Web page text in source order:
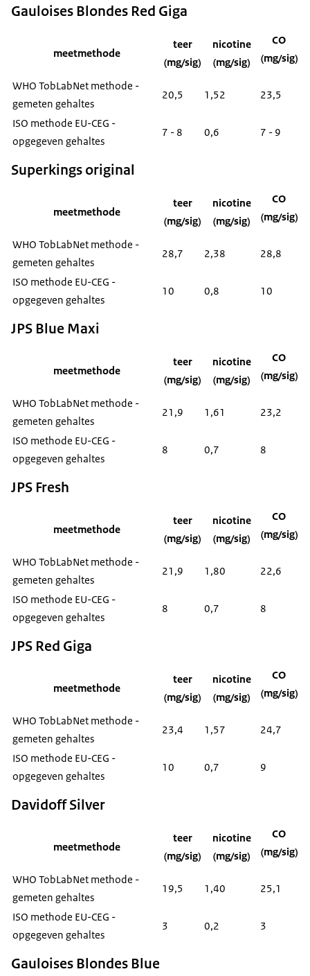
Gauloises Blondes Red Giga
meetmethode
teer
(mg/sig)
nicotine
(mg/sig)
CO
(mg/sig)
WHO TobLabNet methode -
gemeten gehaltes
20,5 1,52 23,5
ISO methode EU-CEG -
opgegeven gehaltes
7 - 8 0,6 7 - 9
Superkings original
meetmethode
teer
(mg/sig)
nicotine
(mg/sig)
CO
(mg/sig)
WHO TobLabNet methode -
gemeten gehaltes
28,7 2,38 28,8
ISO methode EU-CEG -
opgegeven gehaltes
10 0,8 10
JPS Blue Maxi
meetmethode
teer
(mg/sig)
nicotine
(mg/sig)
CO
(mg/sig)
WHO TobLabNet methode -
gemeten gehaltes
21,9 1,61 23,2
ISO methode EU-CEG -
opgegeven gehaltes
8 0,7 8
JPS Fresh
meetmethode
teer
(mg/sig)
nicotine
(mg/sig)
CO
(mg/sig)
WHO TobLabNet methode -
gemeten gehaltes
21,9 1,80 22,6
ISO methode EU-CEG -
opgegeven gehaltes
8 0,7 8
JPS Red Giga
meetmethode
teer
(mg/sig)
nicotine
(mg/sig)
CO
(mg/sig)
WHO TobLabNet methode -
gemeten gehaltes
23,4 1,57 24,7
ISO methode EU-CEG -
opgegeven gehaltes
10 0,7 9
Davidoff Silver
meetmethode
teer
(mg/sig)
nicotine
(mg/sig)
CO
(mg/sig)
WHO TobLabNet methode -
gemeten gehaltes
19,5 1,40 25,1
ISO methode EU-CEG -
opgegeven gehaltes
3 0,2 3
Gauloises Blondes Blue